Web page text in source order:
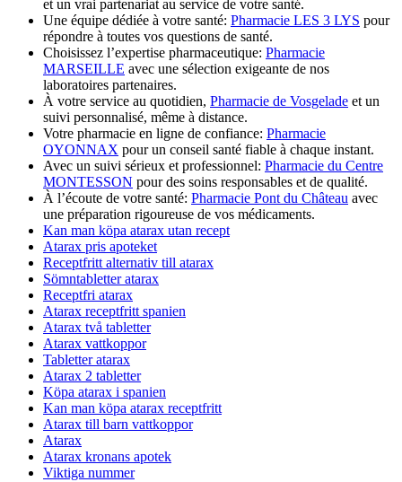
et un vrai partenariat au service de votre santé.
Une équipe dédiée à votre santé: Pharmacie LES 3 LYS pour
répondre à toutes vos questions de santé.
Choisissez l’expertise pharmaceutique: Pharmacie
MARSEILLE avec une sélection exigeante de nos
laboratoires partenaires.
À votre service au quotidien, Pharmacie de Vosgelade et un
suivi personnalisé, même à distance.
Votre pharmacie en ligne de confiance: Pharmacie
OYONNAX pour un conseil santé fiable à chaque instant.
Avec un suivi sérieux et professionnel: Pharmacie du Centre
MONTESSON pour des soins responsables et de qualité.
À l’écoute de votre santé: Pharmacie Pont du Château avec
une préparation rigoureuse de vos médicaments.
Kan man köpa atarax utan recept
Atarax pris apoteket
Receptfritt alternativ till atarax
Sömntabletter atarax
Receptfri atarax
Atarax receptfritt spanien
Atarax två tabletter
Atarax vattkoppor
Tabletter atarax
Atarax 2 tabletter
Köpa atarax i spanien
Kan man köpa atarax receptfritt
Atarax till barn vattkoppor
Atarax
Atarax kronans apotek
Viktiga nummer